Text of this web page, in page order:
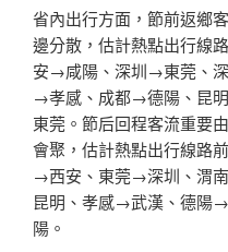
省內出行方面，節前返鄉
邊分散，估計熱點出行線
安→咸陽、深圳→東莞、
→孝感、成都→德陽、昆
東莞。節后回程客流重要
會聚，估計熱點出行線路
→西安、東莞→深圳、渭
昆明、孝感→武漢、德陽
陽。